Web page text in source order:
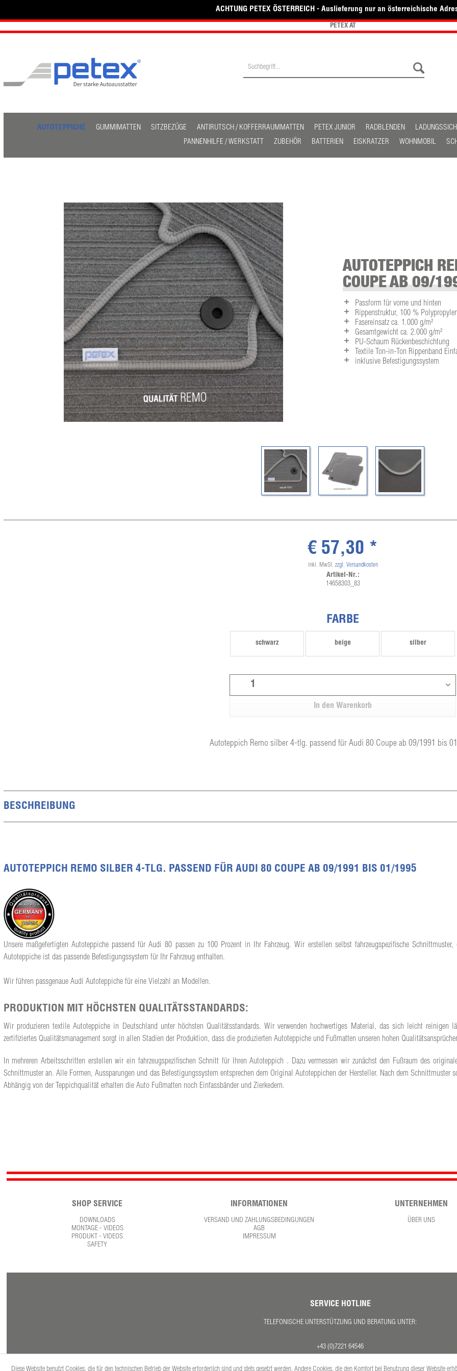
ACHTUNG PETEX ÖSTERREICH - Auslieferung nur an österreichische
PETEX AT
AUTOTEPPICHE GUMMIMATTEN SITZBEZÜGE ANTIRUTSCH / KOFFERRAUMMATTEN PETEX JUNIOR RADBLENDEN
PANNENHILFE / WERKSTATT
ZUBEHÖR BATTERIEN EISKRATZER WOHNMOBIL
AUTOTEPPICH
COUPE AB 09/
Passform für vorne und hinten
Rippenstruktur, 100 % Polypropylen
Fasereinsatz ca. 1.000 g/m²
Gesamtgewicht ca. 2.000 g/m²
PU-Schaum Rückenbeschichtung
Textile Ton-in-Ton Rippenband
inklusive Befestigungssystem
Autoteppich Remo silber 4-tlg. passend für Audi 80 Coupe ab 09/1991 bis
FARBE
schwarz beige silber
In den Warenkorb
€ 57,30 *
inkl. MwSt. zzgl. Versandkosten
Artikel-Nr.:
14658303_83
BESCHREIBUNG
AUTOTEPPICH REMO SILBER 4-TLG. PASSEND FÜR AUDI 80 COUPE AB 09/1991 BIS 01/1995
Unsere maßgefertigten Autoteppiche passend für Audi 80 passen zu 100 Prozent in Ihr Fahrzeug. Wir erstellen selbst fahrzeugspezifische
Autoteppiche ist das passende Befestigungssystem für Ihr Fahrzeug enthalten.
Wir führen passgenaue Audi Autoteppiche für eine Vielzahl an Modellen.
PRODUKTION MIT HÖCHSTEN QUALITÄTSSTANDARDS:
Wir produzieren textile Autoteppiche in Deutschland unter höchsten Qualitätsstandards. Wir verwenden hochwertiges Material, das sich leicht
zertifiziertes Qualitätsmanagement sorgt in allen Stadien der Produktion, dass die produzierten Autoteppiche und Fußmatten unseren hohen
In mehreren Arbeitsschritten erstellen wir ein fahrzeugspezifischen Schnitt für Ihren Autoteppich . Dazu vermessen wir zunächst den Fußraum des
Schnittmuster an. Alle Formen, Aussparungen und das Befestigungssystem entsprechen dem Original Autoteppichen der Hersteller. Nach dem
Abhängig von der Teppichqualität erhalten die Auto Fußmatten noch Einfassbänder und Zierkedern.
SHOP SERVICE
DOWNLOADS
MONTAGE - VIDEOS
PRODUKT - VIDEOS
SAFETY
INFORMATIONEN
VERSAND UND ZAHLUNGSBEDINGUNGEN
AGB
IMPRESSUM
UNTERNEHMEN
ÜBER UNS
SERVICE HOTLINE
TELEFONISCHE UNTERSTÜTZUNG UND BERATUNG UNTER:
+43 (0)7221 64546
Diese Website benutzt Cookies, die für den technischen Betrieb der Website erforderlich sind und stets gesetzt werden. Andere Cookies, die den Komfort bei Benutzung dieser Website